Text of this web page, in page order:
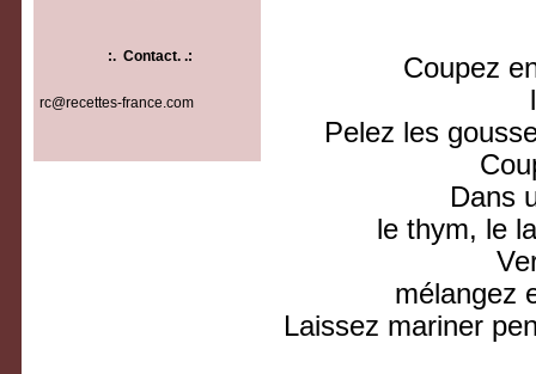
:.Contact. .:
rc@recettes-france.com
Coupez
Pelez les
Dans
le thym, le
mélangez
Laissez mariner